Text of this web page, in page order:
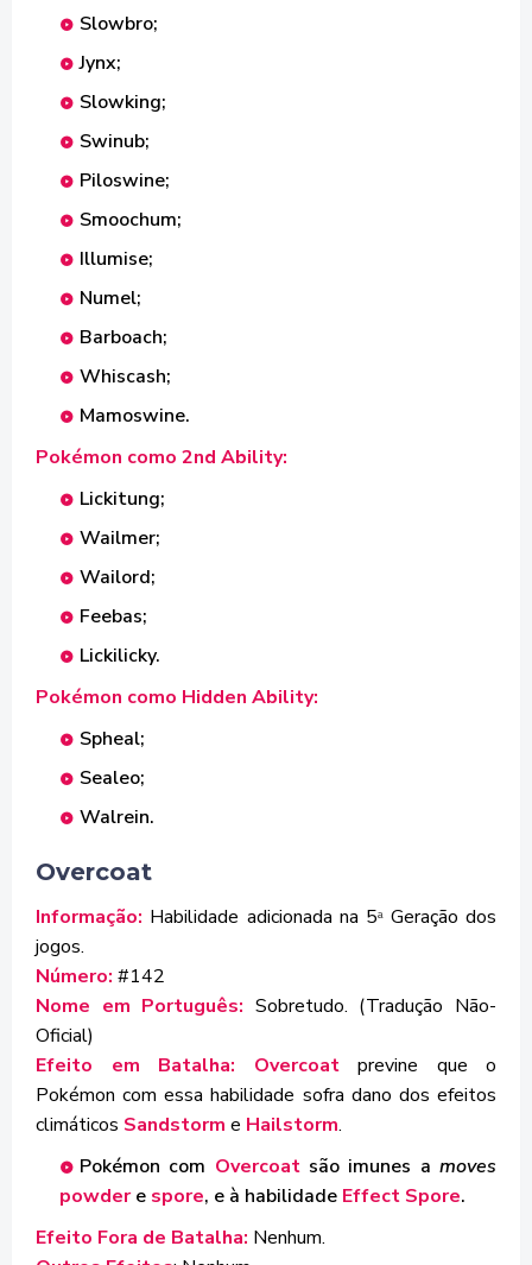
Slowbro;
Jynx;
Slowking;
Swinub;
Piloswine;
Smoochum;
Illumise;
Numel;
Barboach;
Whiscash;
Mamoswine.
Pokémon como 2nd Ability:
Lickitung;
Wailmer;
Wailord;
Feebas;
Lickilicky.
Pokémon como Hidden Ability:
Spheal;
Sealeo;
Walrein.
Overcoat
Informação: Habilidade adicionada na 5ªGeração dos
jogos.
Número: #142
Nome em Português: Sobretudo. (Tradução Não-
Oficial)
Efeito em Batalha: Overcoatprevine que o
Pokémon com essa habilidade sofra dano dos efeitos
climáticos Sandstorm e Hailstorm.
Pokémon com Overcoat são imunes amoves
powdere spore, e à habilidade Effect Spore.
Efeito Fora de Batalha: Nenhum.